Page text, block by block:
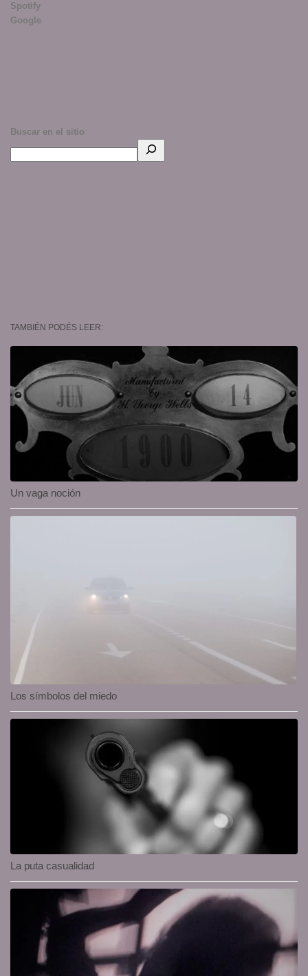
Spotify
Google
Buscar en el sitio
TAMBIÉN PODÉS LEER:
Un vaga noción
Los símbolos del miedo
La puta casualidad